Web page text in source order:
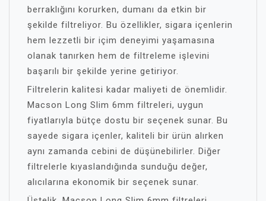
berraklığını korurken, dumanı da etkin bir
şekilde filtreliyor. Bu özellikler, sigara içenlerin
hem lezzetli bir içim deneyimi yaşamasına
olanak tanırken hem de filtreleme işlevini
başarılı bir şekilde yerine getiriyor.
Filtrelerin kalitesi kadar maliyeti de önemlidir.
Macson Long Slim 6mm filtreleri, uygun
fiyatlarıyla bütçe dostu bir seçenek sunar. Bu
sayede sigara içenler, kaliteli bir ürün alırken
aynı zamanda cebini de düşünebilirler. Diğer
filtrelerle kıyaslandığında sunduğu değer,
alıcılarına ekonomik bir seçenek sunar.